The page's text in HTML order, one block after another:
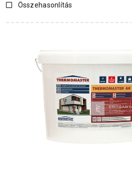
Összehasonlítás